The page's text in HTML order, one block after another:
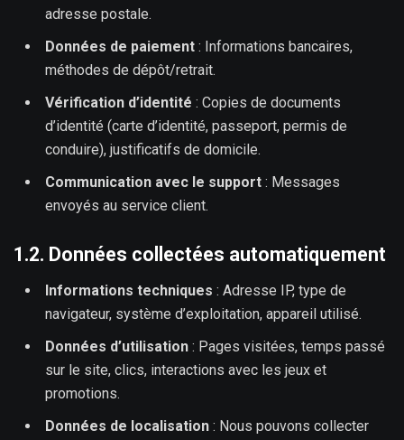
adresse postale.
Données de paiement : Informations bancaires,
méthodes de dépôt/retrait.
Vérification d’identité : Copies de documents
d’identité (carte d’identité, passeport, permis de
conduire), justificatifs de domicile.
Communication avec le support : Messages
envoyés au service client.
1.2. Données collectées automatiquement
Informations techniques : Adresse IP, type de
navigateur, système d’exploitation, appareil utilisé.
Données d’utilisation : Pages visitées, temps passé
sur le site, clics, interactions avec les jeux et
promotions.
Données de localisation : Nous pouvons collecter